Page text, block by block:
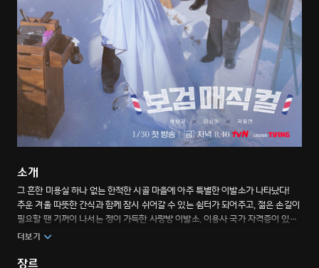
소개
그 흔한 미용실 하나 없는 한적한 시골 마을에 아주 특별한 이발소가 나타났다!
추운 겨울 따뜻한 간식과 함께 잠시 쉬어갈 수 있는 쉼터가 되어주고, 젊은 손길이
필요할 땐 기꺼이 나서는 정이 가득한 사랑방 이발소. 이용사 국가 자격증이 있는
박보검과 그의 찐친 이상이, 곽동연이 외딴 시골 마을에서 머리와 마음을 함께
더보기
장르